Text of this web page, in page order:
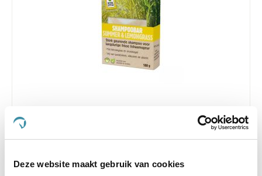
Deze website maakt gebruik van cookies
Vitalstyle Shampoobar Summer & Lemongrass
180 g
Nog maar 1 beschikbaar